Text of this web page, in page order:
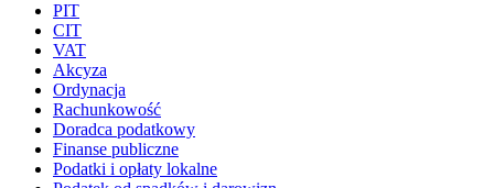
PIT
CIT
VAT
Akcyza
Ordynacja
Rachunkowość
Doradca podatkowy
Finanse publiczne
Podatki i opłaty lokalne